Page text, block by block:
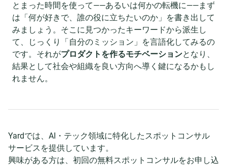
とまった時間を使って——あるいは何かの転機に——まず
は「何が好きで、誰の役に立ちたいのか」を書き出して
みましょう。そこに見つかったキーワードから派生し
て、じっくり「自分のミッション」を言語化してみるの
です。それがプロダクトを作るモチベーションとなり、
結果として社会や組織を良い方向へ導く鍵になるかもし
れません。
Yardでは、AI・テック領域に特化したスポットコンサル
サービスを提供しています。
興味がある方は、初回の無料スポットコンサルをお申し込